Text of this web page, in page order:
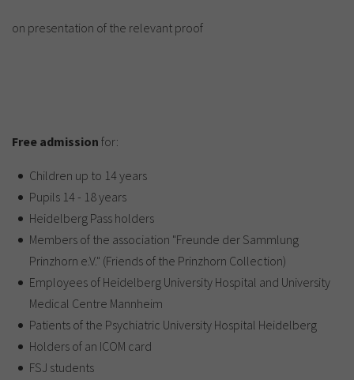
on presentation of the relevant proof
Free admission for:
Children up to 14 years
Pupils 14 - 18 years
Heidelberg Pass holders
Members of the association "Freunde der Sammlung
Prinzhorn e.V." (Friends of the Prinzhorn Collection)
Employees of Heidelberg University Hospital and University
Medical Centre Mannheim
Patients of the Psychiatric University Hospital Heidelberg
Holders of an ICOM card
FSJ students